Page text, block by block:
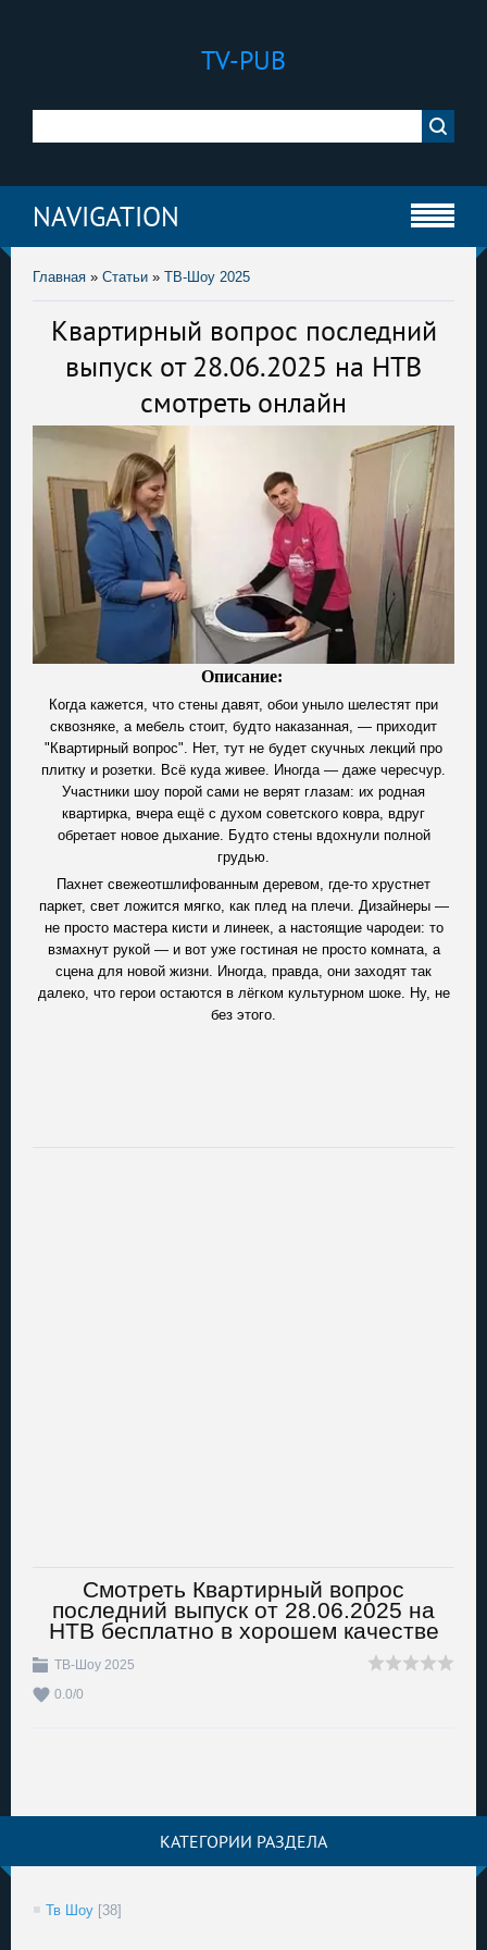
TV-PUB
NAVIGATION
Главная » Статьи » ТВ-Шоу 2025
Квартирный вопрос последний
выпуск от 28.06.2025 на НТВ
смотреть онлайн
Описание:
Когда кажется, что стены давят, обои уныло шелестят при
сквозняке, а мебель стоит, будто наказанная, — приходит
"Квартирный вопрос". Нет, тут не будет скучных лекций про
плитку и розетки. Всё куда живее. Иногда — даже чересчур.
Участники шоу порой сами не верят глазам: их родная
квартирка, вчера ещё с духом советского ковра, вдруг
обретает новое дыхание. Будто стены вдохнули полной
грудью.
Пахнет свежеотшлифованным деревом, где-то хрустнет
паркет, свет ложится мягко, как плед на плечи. Дизайнеры —
не просто мастера кисти и линеек, а настоящие чародеи: то
взмахнут рукой — и вот уже гостиная не просто комната, а
сцена для новой жизни. Иногда, правда, они заходят так
далеко, что герои остаются в лёгком культурном шоке. Ну, не
без этого.
Смотреть Квартирный вопрос
последний выпуск от 28.06.2025 на
НТВ бесплатно в хорошем качестве
ТВ-Шоу 2025
0.0/0
КАТЕГОРИИ РАЗДЕЛА
Тв Шоу [38]